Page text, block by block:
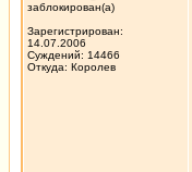
заблокирован(а)
Зарегистрирован:
14.07.2006
Суждений: 14466
Откуда: Королев